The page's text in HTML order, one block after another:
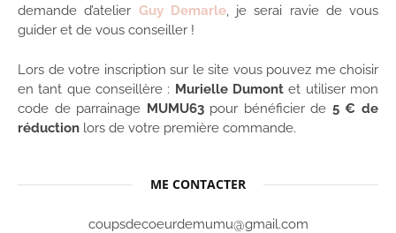
demande d’atelier Guy Demarle, je serai ravie de vous
guider et de vous conseiller !
Lors de votre inscription sur le site vous pouvez me choisir
en tant que conseillère : Murielle Dumont et utiliser mon
code de parrainage MUMU63pour bénéficier de 5 € de
réduction lors de votre première commande.
ME CONTACTER
coupsdecoeurdemumu@gmail.com